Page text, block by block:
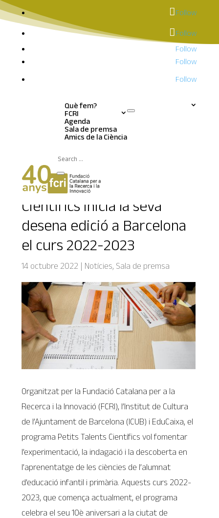
Follow
Follow
Follow
Follow
Follow
Què fem?
FCRI
Agenda
Sala de premsa
Amics de la Ciència
Notícies | Sala de
premsa
El Programa Petits Talents
Científics inicia la seva
desena edició a Barcelona
el curs 2022-2023
14 octubre 2022 Notícies, Sala de premsa
Organitzat per la Fundació Catalana per a la
Recerca i la Innovació (FCRI), l’Institut de Cultura
de l’Ajuntament de Barcelona (ICUB) i EduCaixa, el
programa Petits Talents Científics vol fomentar
l’experimentació, la indagació i la descoberta en
l’aprenentatge de les ciències de l’alumnat
d’educació infantil i primària. Aquests curs 2022-
2023, que comença actualment, el programa
celebra el seu 10è aniversari a la ciutat de